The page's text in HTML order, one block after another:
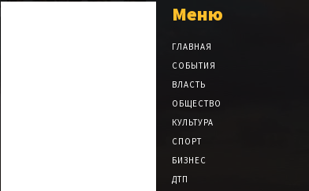
Меню
ГЛАВНАЯ
СОБЫТИЯ
ВЛАСТЬ
ОБЩЕСТВО
КУЛЬТУРА
СПОРТ
БИЗНЕС
ДТП